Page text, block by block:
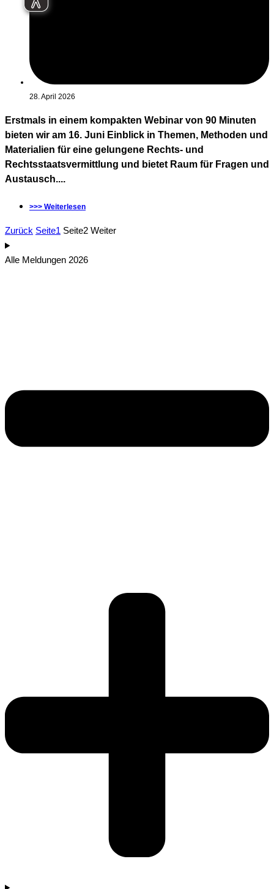
28. April 2026
Erstmals in einem kompakten Webinar von 90 Minuten
bieten wir am 16. Juni Einblick in Themen, Methoden und
Materialien für eine gelungene Rechts- und
Rechtsstaatsvermittlung und bietet Raum für Fragen und
Austausch....
>>> Weiterlesen
Zurück Seite1 Seite2 Weiter
Alle Meldungen 2026